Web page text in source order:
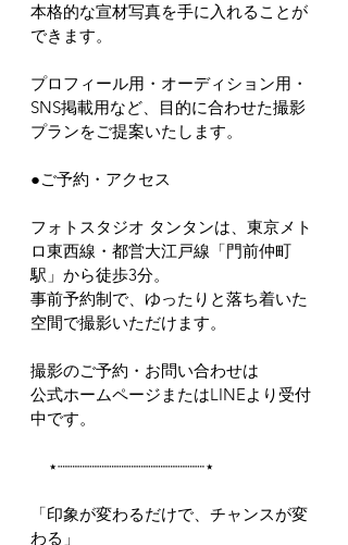
本格的な宣材写真を手に入れることが
できます。
プロフィール用・オーディション用・
SNS掲載用など、目的に合わせた撮影
プランをご提案いたします。
●ご予約・アクセス
フォトスタジオ タンタンは、東京メト
ロ東西線・都営大江戸線「門前仲町
駅」から徒歩3分。
事前予約制で、ゆったりと落ち着いた
空間で撮影いただけます。
撮影のご予約・お問い合わせは
公式ホームページまたはLINEより受付
中です。
    ⋆┈┈┈┈┈┈┈┈┈┈┈┈┈┈┈⋆
「印象が変わるだけで、チャンスが変
わる」